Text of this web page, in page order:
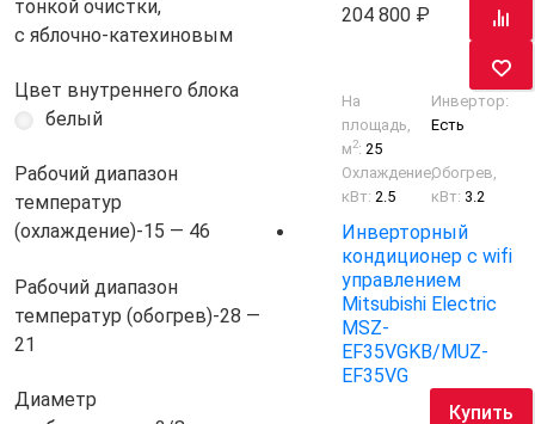
тонкой очистки,
с яблочно-катехиновым
Цвет внутреннего блока
белый
Рабочий диапазон
температур
(охлаждение)-15 — 46
Рабочий диапазон
температур (обогрев)-28 —
21
Диаметр
204 800
На
площадь,
м2:25
Инвертор:
Есть
Охлаждение,
кВт:2.5
Обогрев,
кВт: 3.2
Инверторный
кондиционер с wifi
управлением
Mitsubishi Electric
MSZ-
EF35VGKB/MUZ-
EF35VG
Купить